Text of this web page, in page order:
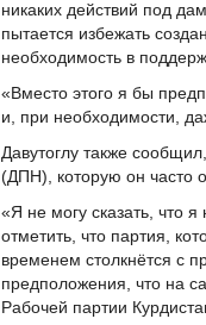
никаких действий под
пытается избежать
необходимость в
«Вместо этого я бы
и, при необходимости,
Давутоглу также
(ДПН), которую он часто
«Я не могу сказать, что
отметить, что партия,
временем столкнётся с
предположения, что на
Рабочей партии